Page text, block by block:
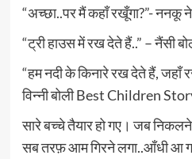
“अच्छा..पर मैं कहाँ रखूँगा?”- ननकू
“ट्री हाउस में रख देते हैं..” – नैंसी
“हम नदी के किनारे रख देते हैं, जहाँ
विन्नी बोली Best Children
सारे बच्चे तैयार हो गए। जब
सब तरफ़ आम गिरने लगा..आँधी आ